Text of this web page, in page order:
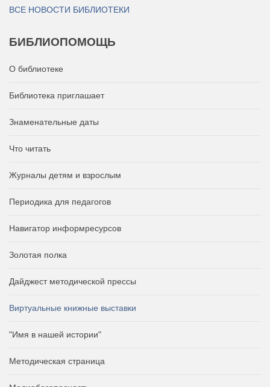
ВСЕ НОВОСТИ БИБЛИОТЕКИ
БИБЛИОПОМОЩЬ
О библиотеке
Библиотека приглашает
Знаменательные даты
Что читать
Журналы детям и взрослым
Периодика для педагогов
Навигатор информресурсов
Золотая полка
Дайджест методической прессы
Виртуальные книжные выставки
"Имя в нашей истории"
Методическая страница